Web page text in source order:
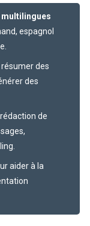
espagnol
des
des
rédaction de
aider à la